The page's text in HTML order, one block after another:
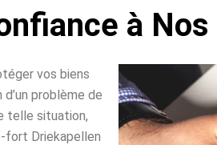
à
vos biens
problème de
telle situation,
fort Driekapellen